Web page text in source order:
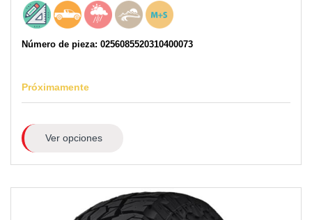
Número de pieza: 0256085520310400073
Próximamente
Ver opciones